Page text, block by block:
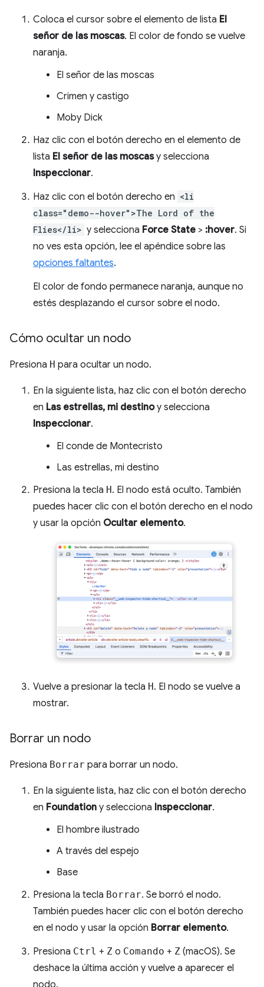
Coloca el cursor sobre el elemento de lista El
señor de las moscas. El color de fondo se vuelve
naranja.
El señor de las moscas
Crimen y castigo
Moby Dick
Haz clic con el botón derecho en el elemento de
lista El señor de las moscasy selecciona
Inspeccionar.
Haz clic con el botón derecho en <li
class="demo--hover">The Lord of the
Flies</li> y selecciona Force State > :hover. Si
no ves esta opción, lee el apéndice sobre las
opciones faltantes.
El color de fondo permanece naranja, aunque no
estés desplazando el cursor sobre el nodo.
Cómo ocultar un nodo
Presiona H para ocultar un nodo.
En la siguiente lista, haz clic con el botón derecho
en Las estrellas, mi destinoy selecciona
Inspeccionar.
El conde de Montecristo
Las estrellas, mi destino
Presiona la tecla H. El nodo está oculto. También
puedes hacer clic con el botón derecho en el nodo
y usar la opción Ocultar elemento.
Vuelve a presionar la tecla H. El nodo se vuelve a
mostrar.
Borrar un nodo
Presiona Borrar para borrar un nodo.
En la siguiente lista, haz clic con el botón derecho
en Foundation y selecciona Inspeccionar.
El hombre ilustrado
A través del espejo
Base
Presiona la tecla Borrar. Se borró el nodo.
También puedes hacer clic con el botón derecho
en el nodo y usar la opción Borrar elemento.
Presiona Ctrl + Z o Comando + Z (macOS). Se
deshace la última acción y vuelve a aparecer el
nodo.